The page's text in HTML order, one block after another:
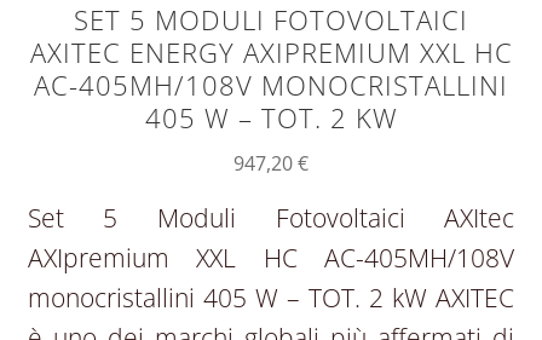
SET 5 MODULI FOTOVOLTAICI
AXITEC ENERGY AXIPREMIUM XXL HC
AC-405MH/108V MONOCRISTALLINI
405 W – TOT. 2 KW
947,20€
Set 5 Moduli Fotovoltaici AXItec
AXIpremium XXL HC AC-405MH/108V
monocristallini 405 W – TOT. 2 kW AXITEC